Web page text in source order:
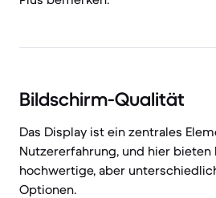
Bildschirm-Qualität
Das Display ist ein zentrales
Nutzererfahrung, und hier bieten
hochwertige, aber
Optionen.